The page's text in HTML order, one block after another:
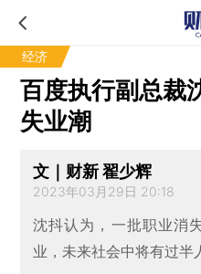
经济
百度执行副总裁
失业潮
文｜财新 翟少辉
2023年03月29日 20:18
沈抖认为，一批职业消
业，未来社会中将有过半